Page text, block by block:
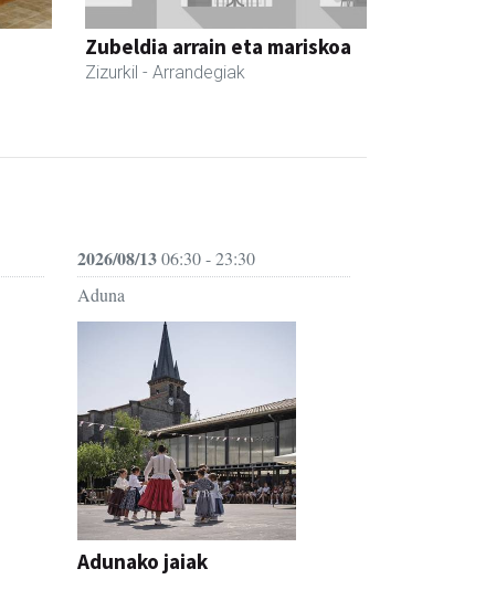
Zubeldia arrain eta mariskoa
Zizurkil - Arrandegiak
2026/08/1306:30 - 23:30
Aduna
Adunako jaiak